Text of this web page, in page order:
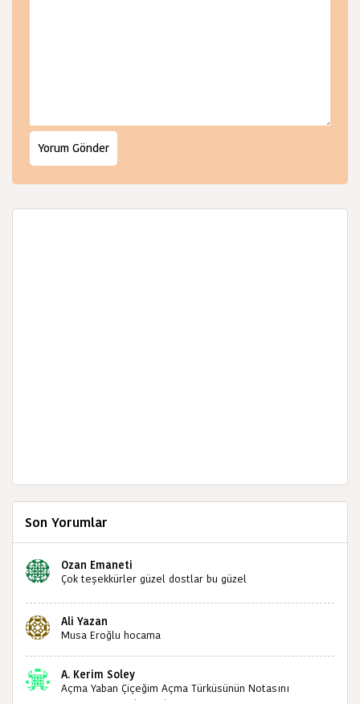
Son Yorumlar
Ozan Emaneti
Çok teşekkürler güzel dostlar bu güzel
sizlerin sayesinde türkülerimiz ölmeyecektir tekrar
teşekkürler saygılarımla
Ali Yazan
Musa Eroğlu hocama
A. Kerim Soley
Açma Yaban Çiçeğim Açma Türküsünün Notasını